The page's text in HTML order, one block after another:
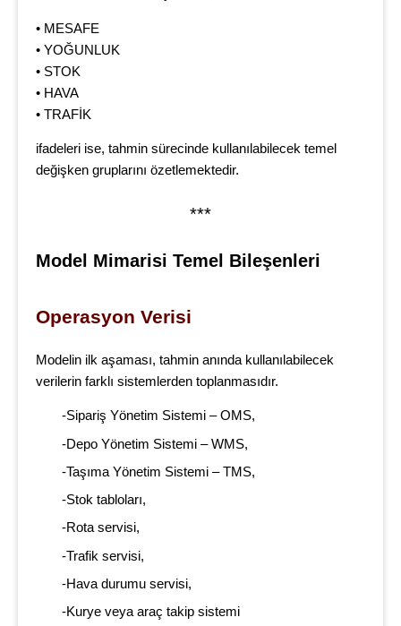
• MESAFE
• YOĞUNLUK
• STOK
• HAVA
• TRAFİK
ifadeleri ise, tahmin sürecinde kullanılabilecek temel
değişken gruplarını özetlemektedir.
***
Model Mimarisi Temel Bileşenleri
Operasyon Verisi
Modelin ilk aşaması, tahmin anında kullanılabilecek
verilerin farklı sistemlerden toplanmasıdır.
-Sipariş Yönetim Sistemi – OMS,
-Depo Yönetim Sistemi – WMS,
-Taşıma Yönetim Sistemi – TMS,
-Stok tabloları,
-Rota servisi,
-Trafik servisi,
-Hava durumu servisi,
-Kurye veya araç takip sistemi